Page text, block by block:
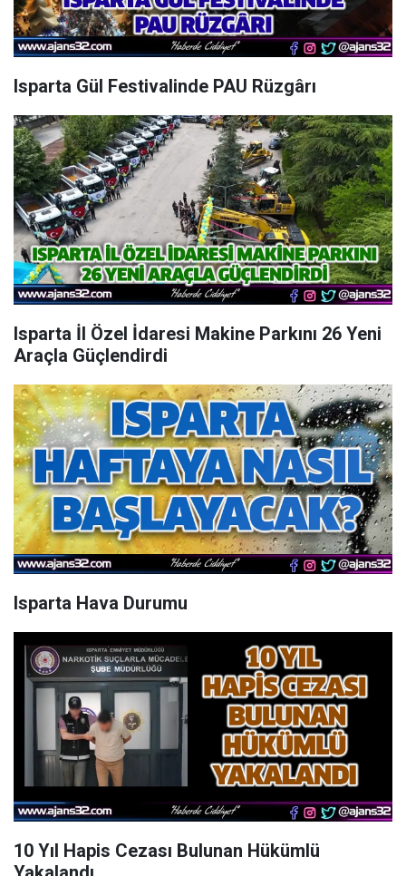
Isparta Gül Festivalinde PAU Rüzgârı
Isparta İl Özel İdaresi Makine Parkını 26 Yeni
Araçla Güçlendirdi
Isparta Hava Durumu
10 Yıl Hapis Cezası Bulunan Hükümlü